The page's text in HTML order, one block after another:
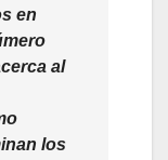
en
al
los